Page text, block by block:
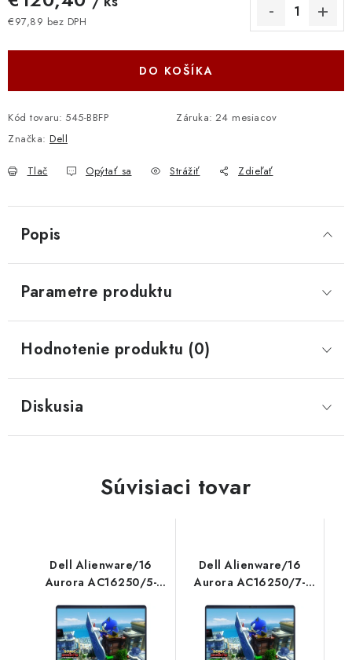
€97,89 bez DPH
DO KOŠÍKA
Kód tovaru: 545-BBFP Záruka: 24 mesiacov
Značka: Dell
Tlač Opýtať sa Strážiť Zdieľať
Popis
Parametre produktu
Hodnotenie produktu (0)
Diskusia
Súvisiaci tovar
Dell Alienware/16
Aurora AC16250/5-
4050/W11H/Blue/2R
AC16250_RPLH-
R_006_HOM
Dell Alienware/16
Aurora AC16250/7-
4050/W11P/Blue/3R
NBD AC16250_RPLH-
R_007